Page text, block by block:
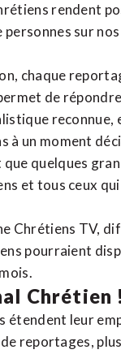
rendent
sur
chaque
de
reconnue,
à un moment
quelques
et tous ceux
Chrétiens TV,
pourraient
Chrétien !
étendent leur
reportages,